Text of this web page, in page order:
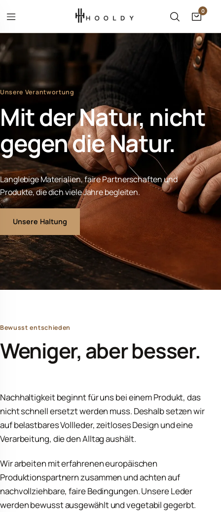
Menü öffnen
Suche
0
Wonach suchst du?
Suchen
Unsere Verantwortung
Mit der Natur, nicht
gegen die Natur.
Langlebige Materialien, faire Partnerschaften und
Produkte, die dich viele Jahre begleiten.
Unsere Haltung
Bewusst entschieden
Weniger, aber besser.
Nachhaltigkeit beginnt für uns bei einem Produkt, das
nicht schnell ersetzt werden muss. Deshalb setzen wir
auf belastbares Vollleder, zeitloses Design und eine
Verarbeitung, die den Alltag aushält.
Wir arbeiten mit erfahrenen europäischen
Produktionspartnern zusammen und achten auf
nachvollziehbare, faire Bedingungen. Unsere Leder
werden bewusst ausgewählt und vegetabil gegerbt.